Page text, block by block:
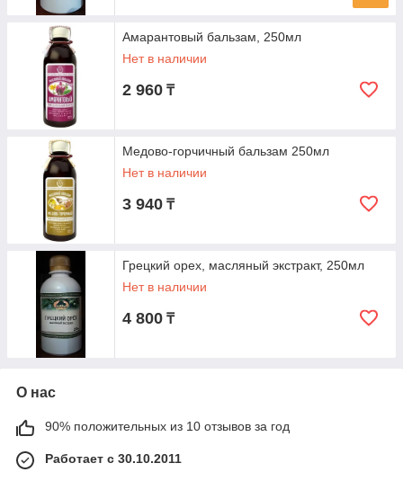
Амарантовый бальзам, 250мл
Нет в наличии
2 960 ₸
Медово-горчичный бальзам 250мл
Нет в наличии
3 940 ₸
Грецкий орех, масляный экстракт, 250мл
Нет в наличии
4 800 ₸
О нас
90% положительных из 10 отзывов за год
Работает с 30.10.2011